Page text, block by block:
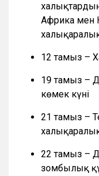
Африка мен
12 тамыз –
19 тамыз –
көмек күні
21 тамыз –
22 тамыз –
зомбылық